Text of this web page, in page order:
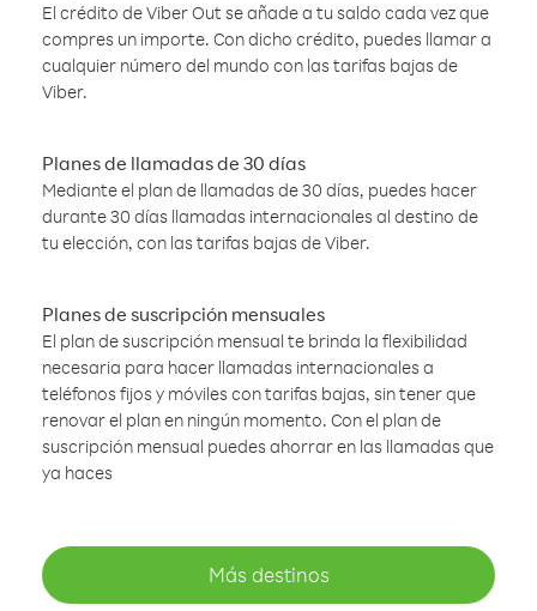
El crédito de Viber Out se añade a tu saldo cada vez que
compres un importe. Con dicho crédito, puedes llamar a
cualquier número del mundo con las tarifas bajas de
Viber.
Planes de llamadas de 30 días
Mediante el plan de llamadas de 30 días, puedes hacer
durante 30 días llamadas internacionales al destino de
tu elección, con las tarifas bajas de Viber.
Planes de suscripción mensuales
El plan de suscripción mensual te brinda la flexibilidad
necesaria para hacer llamadas internacionales a
teléfonos fijos y móviles con tarifas bajas, sin tener que
renovar el plan en ningún momento. Con el plan de
suscripción mensual puedes ahorrar en las llamadas que
ya haces
Más destinos